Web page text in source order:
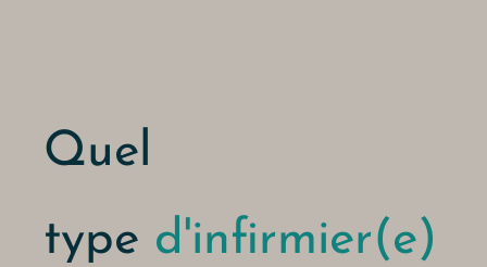
Quel
type d'infirmier(e)